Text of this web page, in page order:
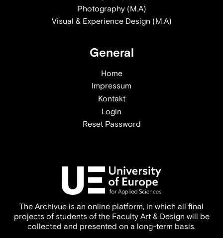
The Archivue is an online platform, in which all final
projects of students of the Faculty Art & Design will be
collected and presented on a long-term basis.
Photography (M.A)
Visual & Experience Design (M.A)
General
Home
Impressum
Kontakt
Login
Reset Password